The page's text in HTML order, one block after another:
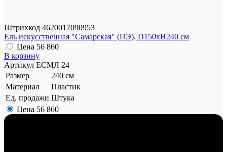
Штрихкод 4620017090953
Ель искусственная "Самарская" (ПЭ), D150xH240 см
Цена 56 860
В корзину
Артикул ЕСМЛ 24
Размер
240 см
Материал
Пластик
Ед. продажи Штука
Цена 56 860